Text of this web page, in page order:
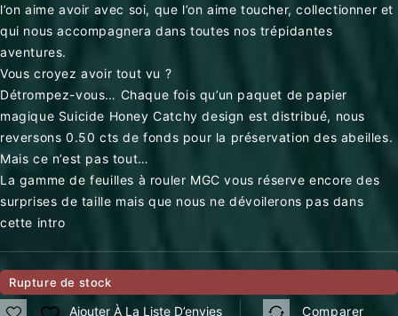
l’on aime avoir avec soi, que l’on aime toucher, collectionner et
qui nous accompagnera dans toutes nos trépidantes
aventures.
Vous croyez avoir tout vu ?
Détrompez-vous… Chaque fois qu’un paquet de papier
magique Suicide Honey Catchy design est distribué, nous
reversons 0.50 cts de fonds pour la préservation des abeilles.
Mais ce n’est pas tout…
La gamme de feuilles à rouler MGC vous réserve encore des
surprises de taille mais que nous ne dévoilerons pas dans
cette intro
Rupture de stock
Ajouter À La Liste D’envies Comparer